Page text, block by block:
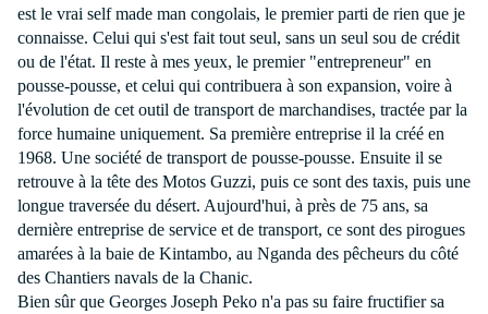
est le vrai self made man congolais, le premier parti de rien que je
connaisse. Celui qui s'est fait tout seul, sans un seul sou de crédit
ou de l'état. Il reste à mes yeux, le premier "entrepreneur" en
pousse-pousse, et celui qui contribuera à son expansion, voire à
l'évolution de cet outil de transport de marchandises, tractée par la
force humaine uniquement. Sa première entreprise il la créé en
1968. Une société de transport de pousse-pousse. Ensuite il se
retrouve à la tête des Motos Guzzi, puis ce sont des taxis, puis une
longue traversée du désert. Aujourd'hui, à près de 75 ans, sa
dernière entreprise de service et de transport, ce sont des pirogues
amarées à la baie de Kintambo, au Nganda des pêcheurs du côté
des Chantiers navals de la Chanic.
Bien sûr que Georges Joseph Peko n'a pas su faire fructifier sa